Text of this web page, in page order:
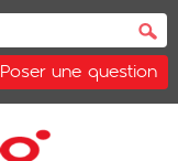
Poser une question